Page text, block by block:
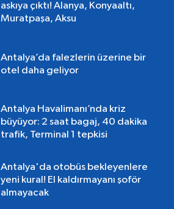
askıya çıktı! Alanya, Konyaaltı,
Muratpaşa, Aksu
Antalya’da falezlerin üzerine bir
otel daha geliyor
Antalya Havalimanı’nda kriz
büyüyor: 2 saat bagaj, 40 dakika
trafik, Terminal 1 tepkisi
Antalya'da otobüs bekleyenlere
yeni kural! El kaldırmayanı şoför
almayacak